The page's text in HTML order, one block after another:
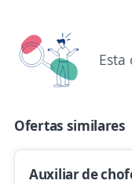
Chófer operador
San Juan del Río,
Ofertas similares
Auxiliar de